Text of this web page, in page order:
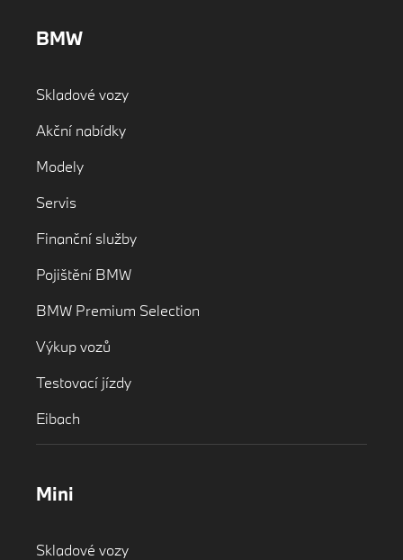
BMW
Skladové vozy
Akční nabídky
Modely
Servis
Finanční služby
Pojištění BMW
BMW Premium Selection
Výkup vozů
Testovací jízdy
Eibach
Mini
Skladové vozy